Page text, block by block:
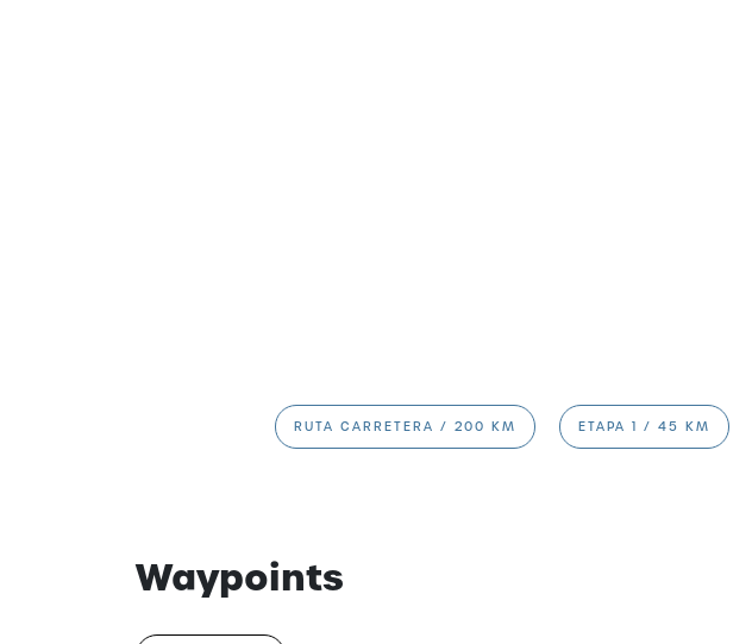
RUTA CARRETERA / 200 KM ETAPA 1 / 45 KM
Waypoints